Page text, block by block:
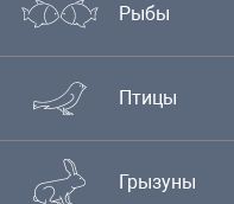
Рыбы
Птицы
Грызуны